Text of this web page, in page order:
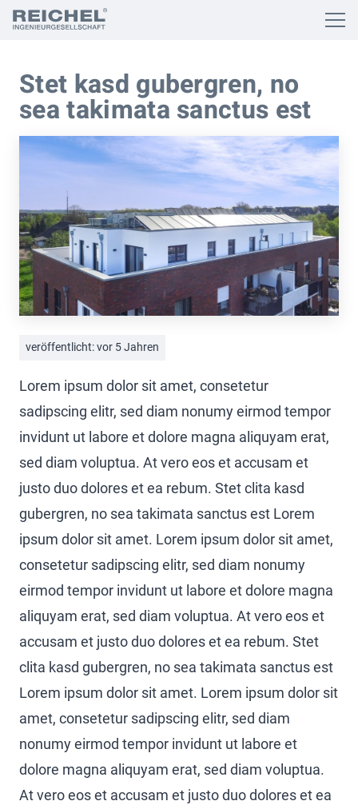
Stet kasd gubergren, no
sea takimata sanctus est
veröffentlicht:vor 5 Jahren
Lorem ipsum dolor sit amet, consetetur
sadipscing elitr, sed diam nonumy eirmod tempor
invidunt ut labore et dolore magna aliquyam erat,
sed diam voluptua. At vero eos et accusam et
justo duo dolores et ea rebum. Stet clita kasd
gubergren, no sea takimata sanctus est Lorem
ipsum dolor sit amet. Lorem ipsum dolor sit amet,
consetetur sadipscing elitr, sed diam nonumy
eirmod tempor invidunt ut labore et dolore magna
aliquyam erat, sed diam voluptua. At vero eos et
accusam et justo duo dolores et ea rebum. Stet
clita kasd gubergren, no sea takimata sanctus est
Lorem ipsum dolor sit amet. Lorem ipsum dolor sit
amet, consetetur sadipscing elitr, sed diam
nonumy eirmod tempor invidunt ut labore et
dolore magna aliquyam erat, sed diam voluptua.
At vero eos et accusam et justo duo dolores et ea